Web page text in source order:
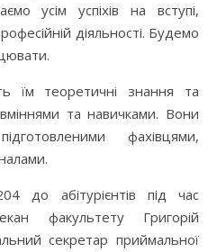
усім успіхів на вступі,
діяльності. Будемо
їм теоретичні знання та
та навичками. Вони
фахівцями,
до абітурієнтів під час
факультету Григорій
секретар приймальної